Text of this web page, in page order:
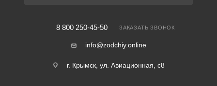
8 800 250-45-50 ЗАКАЗАТЬ ЗВОНОК
info@zodchiy.online
г. Крымск, ул. Авиационная, с8